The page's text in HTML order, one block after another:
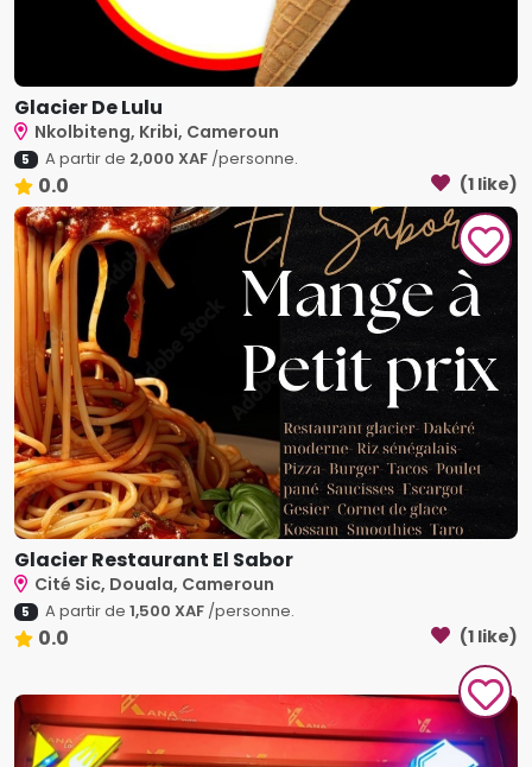
Glacier De Lulu
Nkolbiteng, Kribi, Cameroun
5 A partir de 2,000 XAF/personne.
0.0 (1 like)
Glacier Restaurant El Sabor
Cité Sic, Douala, Cameroun
5 A partir de 1,500 XAF/personne.
0.0 (1 like)